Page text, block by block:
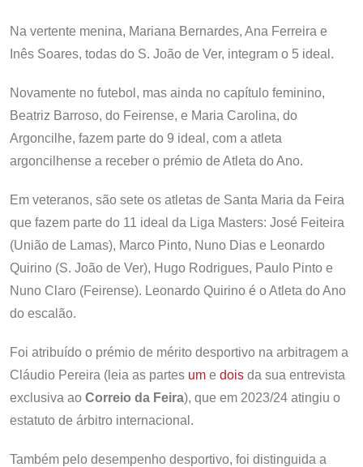
Na vertente menina, Mariana Bernardes, Ana Ferreira e
Inês Soares, todas do S. João de Ver, integram o 5 ideal.
Novamente no futebol, mas ainda no capítulo feminino,
Beatriz Barroso, do Feirense, e Maria Carolina, do
Argoncilhe, fazem parte do 9 ideal, com a atleta
argoncilhense a receber o prémio de Atleta do Ano.
Em veteranos, são sete os atletas de Santa Maria da Feira
que fazem parte do 11 ideal da Liga Masters: José Feiteira
(União de Lamas), Marco Pinto, Nuno Dias e Leonardo
Quirino (S. João de Ver), Hugo Rodrigues, Paulo Pinto e
Nuno Claro (Feirense). Leonardo Quirino é o Atleta do Ano
do escalão.
Foi atribuído o prémio de mérito desportivo na arbitragem a
Cláudio Pereira (leia as partes um e dois da sua entrevista
exclusiva ao Correio da Feira), que em 2023/24 atingiu o
estatuto de árbitro internacional.
Também pelo desempenho desportivo, foi distinguida a